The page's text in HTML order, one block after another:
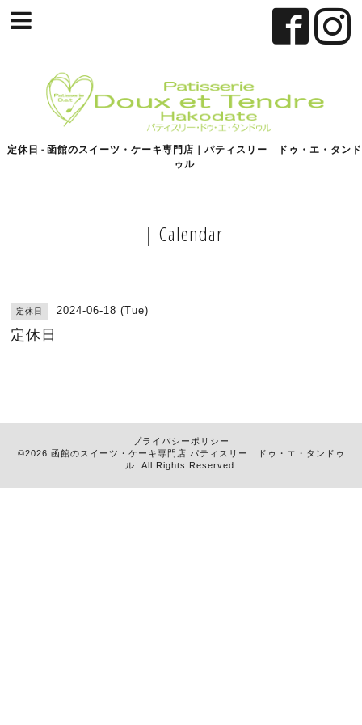
定休日 - 函館のスイーツ・ケーキ専門店｜パティスリー ドゥ・エ・タンド
ゥル
｜Calendar
定休日 2024-06-18 (Tue)
定休日
プライバシーポリシー
©2026 函館のスイーツ・ケーキ専門店 パティスリー ドゥ・エ・タンドゥ
ル . All Rights Reserved.